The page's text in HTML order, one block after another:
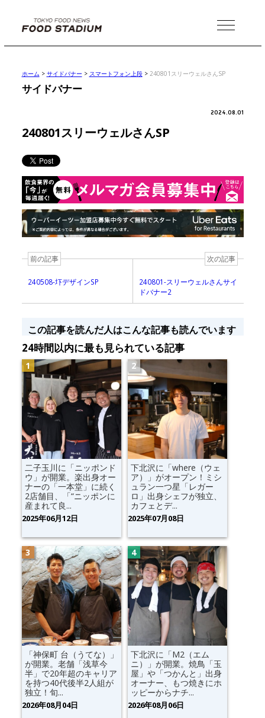
MENU
ホーム > サイドバナー > スマートフォン上段> 240801スリーウェルさんSP
サイドバナー
2024.08.01
240801スリーウェルさんSP
前の記事
240508-圷デザインSP
次の記事
240801-スリーウェルさんサイ
ドバナー2
この記事を読んだ人はこんな記事も読んでいます
24時間以内に最も見られている記事
二子玉川に「ニッポンド
ウ」が開業。楽出身オー
ナーの「一本堂」に続く
2店舗目、「“ニッポンに
産まれて良...
2025年06月12日
下北沢に「where（ウェ
ア）」がオープン！ミシ
ュラン一つ星「レガー
ロ」出身シェフが独立、
カフェとデ...
2025年07月08日
「神保町 台（うてな）」
が開業。老舗「浅草今
半」で20年超のキャリア
を持つ40代後半2人組が
独立！旬...
2026年08月04日
下北沢に「M2（エム
ニ）」が開業。焼鳥「玉
屋」や「つかんと」出身
オーナー、もつ焼きにホ
ッピーからナチ...
2026年08月06日